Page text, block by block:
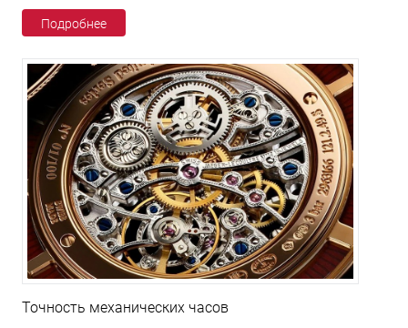
Подробнее
Точность механических часов